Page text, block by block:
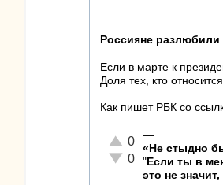
Россияне
Если в марте к
Доля тех, кто
Как пишет РБК со
Отлично!
0
Неадекватно!
0
—
«Не стыдно
" Если ты в
это не